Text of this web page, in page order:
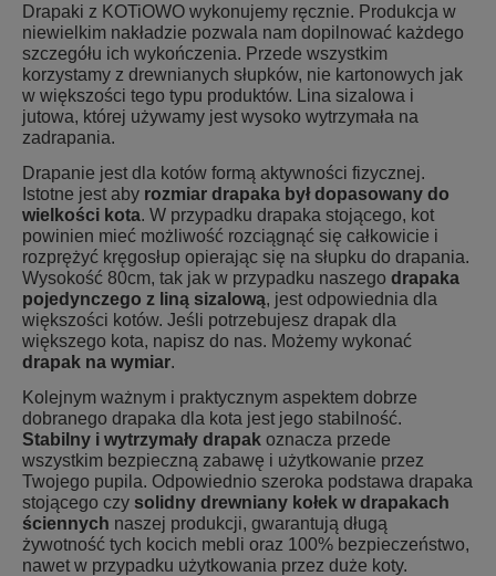
Drapaki z KOTiOWO wykonujemy ręcznie. Produkcja w
niewielkim nakładzie pozwala nam dopilnować każdego
szczegółu ich wykończenia. Przede wszystkim
korzystamy z drewnianych słupków, nie kartonowych jak
w większości tego typu produktów. Lina sizalowa i
jutowa, której używamy jest wysoko wytrzymała na
zadrapania.
Drapanie jest dla kotów formą aktywności fizycznej.
Istotne jest aby rozmiar drapaka był dopasowany do
wielkości kota. W przypadku drapaka stojącego, kot
powinien mieć możliwość rozciągnąć się całkowicie i
rozprężyć kręgosłup opierając się na słupku do drapania.
Wysokość 80cm, tak jak w przypadku naszego drapaka
pojedynczego z liną sizalową, jest odpowiednia dla
większości kotów. Jeśli potrzebujesz drapak dla
większego kota, napisz do nas. Możemy wykonać
drapak na wymiar.
Kolejnym ważnym i praktycznym aspektem dobrze
dobranego drapaka dla kota jest jego stabilność.
Stabilny i wytrzymały drapak oznacza przede
wszystkim bezpieczną zabawę i użytkowanie przez
Twojego pupila. Odpowiednio szeroka podstawa drapaka
stojącego czy solidny drewniany kołek w drapakach
ściennych naszej produkcji, gwarantują długą
żywotność tych kocich mebli oraz 100% bezpieczeństwo,
nawet w przypadku użytkowania przez duże koty.